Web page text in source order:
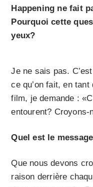
Happening ne fait
Pourquoi cette
yeux?
Je ne sais pas.
ce qu’on fait, en
film, je demande :
entourent? Croyons-
Quel est le
Que nous devons
raison derrière